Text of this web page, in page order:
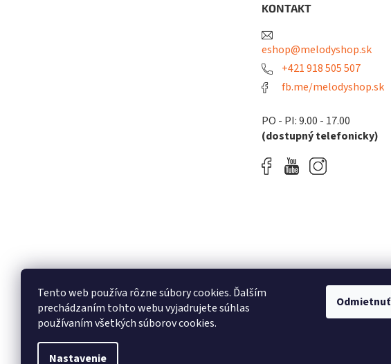
Tento web používa rôzne súbory cookies. Ďalším
prechádzaním tohto webu vyjadrujete súhlas
používaním všetkých súborov cookies.
Nastavenie
Odmietnuť
KONTAKT
eshop@melodyshop.sk
+421 918 505 507
fb.me/melodyshop.sk
PO - PI: 9.00 - 17.00
(dostupný telefonicky)